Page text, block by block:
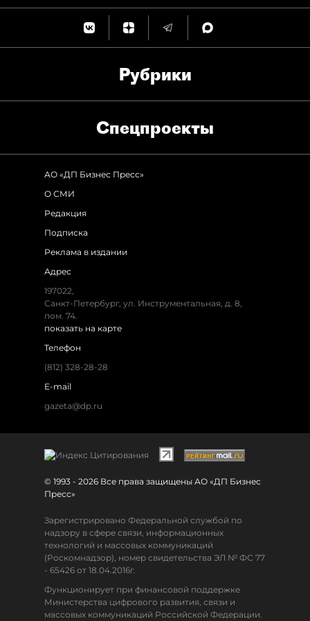
Рубрики
Спец­проекты
АО «ДП Бизнес Пресс»
О СМИ
Редакция
Подписка
Реклама в издании
Адрес
197022,
Санкт-Петербург, ул. Инструментальная, д. 8,
пом. 74.
показать на карте
Телефон
(812) 328-28-28
E-mail
gazeta@dp.ru
© 1993 - 2026 Все права защищены АО «ДП Бизнес
Пресс»
Зарегистрировано Федеральной службой по
надзору в сфере связи, информационных
технологий и массовых коммуникаций
(Роскомнадзор), номер свидетельства ЭЛ № ФС 77
- 65426 от 18.04.2016г.
Функционирует при финансовой поддержке
Министерства цифрового развития, связи и
массовых коммуникаций Российской Федерации.